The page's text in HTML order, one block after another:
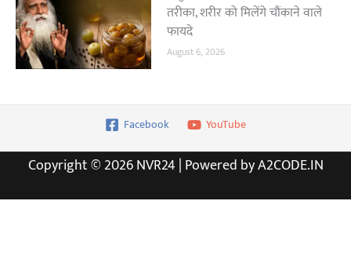
तरीका, शरीर को मिलेंगे चौंकाने वाले
फायदे
August 6, 2026
Facebook YouTube
Copyright © 2026 NVR24 | Powered by A2CODE.IN